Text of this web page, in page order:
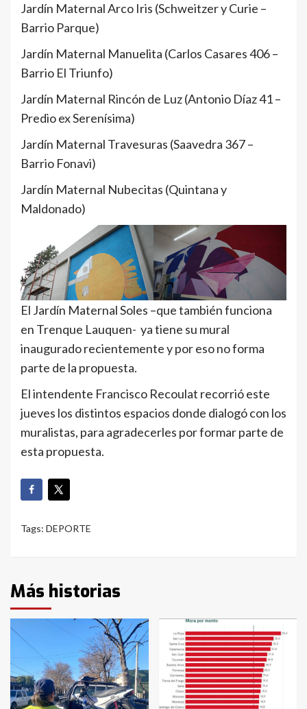
Jardín Maternal Arco Iris (Schweitzer y Curie –
Barrio Parque)
Jardín Maternal Manuelita (Carlos Casares 406 –
Barrio El Triunfo)
Jardín Maternal Rincón de Luz (Antonio Díaz 41 –
Predio ex Serenísima)
Jardín Maternal Travesuras (Saavedra 367 –
Barrio Fonavi)
Jardín Maternal Nubecitas (Quintana y
Maldonado)
El Jardín Maternal Soles –que también funciona
en Trenque Lauquen- ya tiene su mural
inaugurado recientemente y por eso no forma
parte de la propuesta.
El intendente Francisco Recoulat recorrió este
jueves los distintos espacios donde dialogó con los
muralistas, para agradecerles por formar parte de
esta propuesta.
Tags: DEPORTE
Más historias